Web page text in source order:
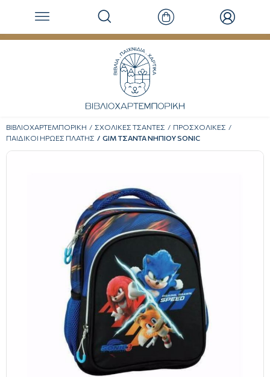
ΒΙΒΛΙΟΧΑΡΤΕΜΠΟΡΙΚΗ ΣΧΟΛΙΚΕΣ ΤΣΑΝΤΕΣ
ΠΡΟΣΧΟΛΙΚΕΣ
ΠΑΙΔΙΚΟΙ ΗΡΩΕΣ ΠΛΑΤΗΣ
GIM ΤΣΑΝΤΑ ΝΗΠΙΟΥ SONIC